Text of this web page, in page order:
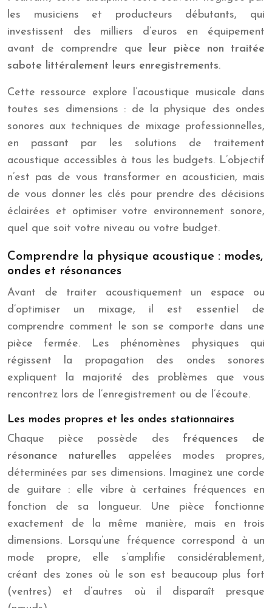
les musiciens et producteurs débutants, qui
investissent des milliers d’euros en équipement
avant de comprendre que leur pièce non traitée
sabote littéralement leurs enregistrements.
Cette ressource explore l’acoustique musicale dans
toutes ses dimensions : de la physique des ondes
sonores aux techniques de mixage professionnelles,
en passant par les solutions de traitement
acoustique accessibles à tous les budgets. L’objectif
n’est pas de vous transformer en acousticien, mais
de vous donner les clés pour prendre des décisions
éclairées et optimiser votre environnement sonore,
quel que soit votre niveau ou votre budget.
Comprendre la physique acoustique : modes,
ondes et résonances
Avant de traiter acoustiquement un espace ou
d’optimiser un mixage, il est essentiel de
comprendre comment le son se comporte dans une
pièce fermée. Les phénomènes physiques qui
régissent la propagation des ondes sonores
expliquent la majorité des problèmes que vous
rencontrez lors de l’enregistrement ou de l’écoute.
Les modes propres et les ondes stationnaires
Chaque pièce possède des fréquences de
résonance naturelles appelées modes propres,
déterminées par ses dimensions. Imaginez une corde
de guitare : elle vibre à certaines fréquences en
fonction de sa longueur. Une pièce fonctionne
exactement de la même manière, mais en trois
dimensions. Lorsqu’une fréquence correspond à un
mode propre, elle s’amplifie considérablement,
créant des zones où le son est beaucoup plus fort
(ventres) et d’autres où il disparaît presque